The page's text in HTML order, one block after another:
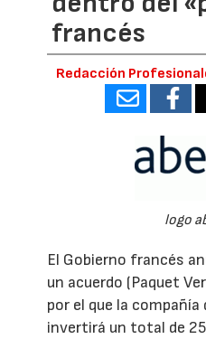
francés
Redacción
logo
El Gobierno francés
un acuerdo (Paquet
por el que la compañía
invertirá un total de